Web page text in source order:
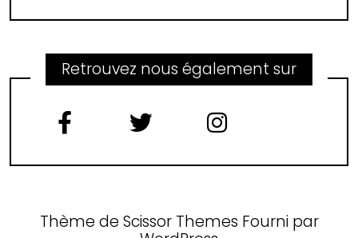
Retrouvez nous également sur
Thème de Scissor Themes Fourni par